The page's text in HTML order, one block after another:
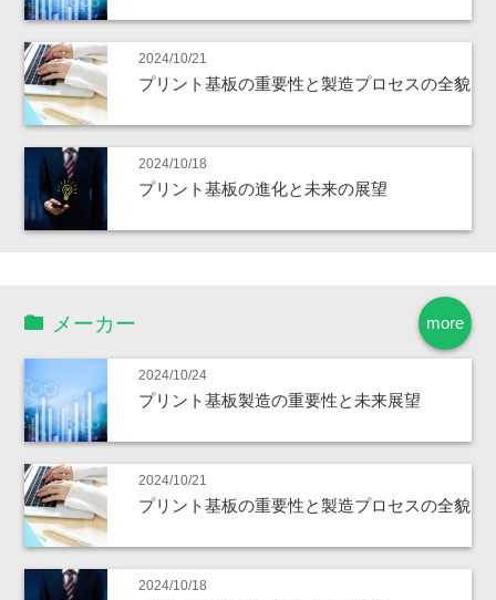
2024/10/21
プリント基板の重要性と製造プロセスの全貌
2024/10/18
プリント基板の進化と未来の展望
more
メーカー
2024/10/24
プリント基板製造の重要性と未来展望
2024/10/21
プリント基板の重要性と製造プロセスの全貌
2024/10/18